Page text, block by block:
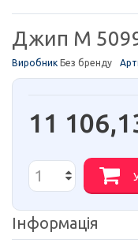
Джип M
Виробник Без бренду
11
Інформація